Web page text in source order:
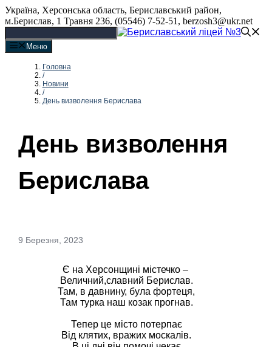
Перейти
до
вмісту
Україна, Херсонська область, Бериславський район,
м.Берислав, 1 Травня 236, (05546) 7-52-51, berzosh3@ukr.net
Меню
Головна
/
Новини
/
День визволення Берислава
День визволення
Берислава
9 Березня, 2023
Є на Херсонщині містечко –
Величний,славний Берислав.
Там, в давнину, була фортеця,
Там турка наш козак прогнав.
Тепер це місто потерпає
Від клятих, вражих москалів.